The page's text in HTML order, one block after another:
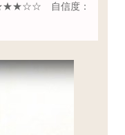
自信度：